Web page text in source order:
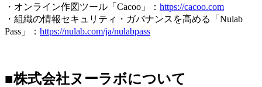
・オンライン作図ツール「Cacoo」： https://cacoo.com
・組織の情報セキュリティ・ガバナンスを高める「Nulab
Pass」： https://nulab.com/ja/nulabpass
■株式会社ヌーラボについて